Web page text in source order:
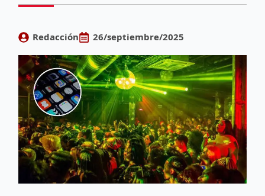
Redacción 26/septiembre/2025